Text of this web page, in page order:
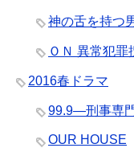
神の舌を持つ
ＯＮ 異常犯罪
2016春ドラマ
99.9―刑事専
OUR HOUSE